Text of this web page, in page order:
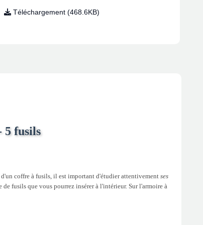
Téléchargement (468.6KB)
5 fusils
coffre à fusils, il est important d'étudier attentivement ses
fusils que vous pourrez insérer à l'intérieur. Sur l'armoire à